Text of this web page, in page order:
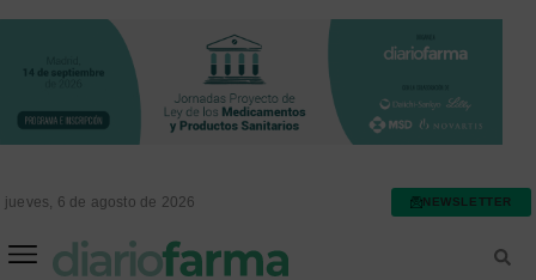
jueves, 6 de agosto de 2026 NEWSLETTER